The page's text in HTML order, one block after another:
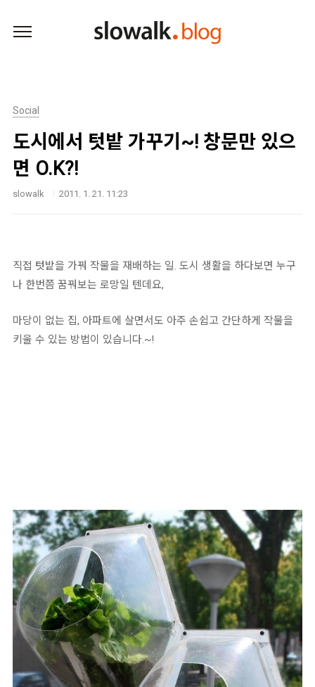
Social
도시에서 텃밭 가꾸기~! 창문만 있으
면 O.K?!
slowalk 2011. 1. 21. 11:23
직접 텃밭을 가꿔 작물을 재배하는 일. 도시 생활을 하다보면 누구
나 한번쯤 꿈꿔보는 로망일 텐데요,
마당이 없는 집, 아파트에 살면서도 아주 손쉽고 간단하게 작물을
키울 수 있는 방법이 있습니다.~!